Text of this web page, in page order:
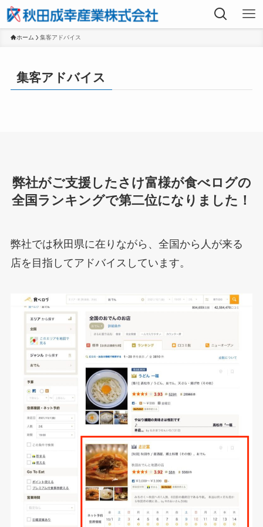
ホーム 集客アドバイス
集客アドバイス
弊社がご支援したさけ富様が食べログの
全国ランキングで第二位になりました！
弊社では秋田県に在りながら、全国から人が来る
店を目指してアドバイスしています。